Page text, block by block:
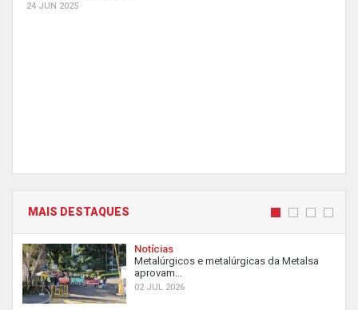
24 JUN 2025
MAIS DESTAQUES
Notícias
Metalúrgicos e metalúrgicas da Metalsa
aprovam...
02 JUL 2026